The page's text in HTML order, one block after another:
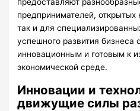
предпринимателей, открытых
так и для
успешного развития бизнеса
инновационным и готовым к
экономической среде.
Инновации и
движущие силы